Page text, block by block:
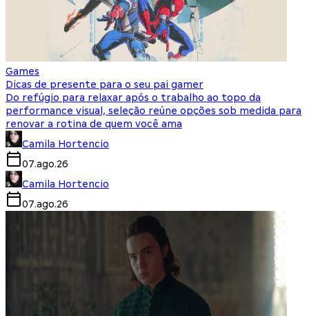
Games
Dicas de presente para o seu pai gamer
Do refúgio para relaxar após o trabalho ao topo da
performance visual, seleção reúne opções sob medida para
renovar a rotina de quem você ama
Camila Hortencio
07.ago.26
Camila Hortencio
07.ago.26